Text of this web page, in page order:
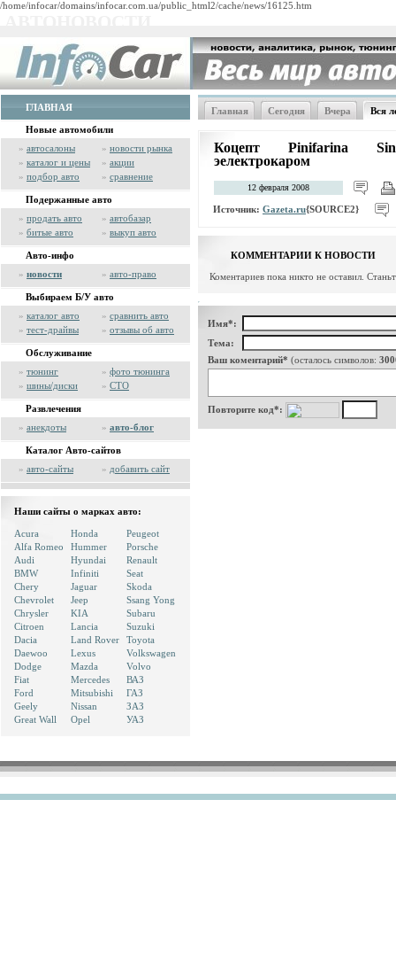
/home/infocar/domains/infocar.com.ua/public_html2/cache/news/16125.htm
ГЛАВНАЯ
Новые автомобили
» автосалоны » новости рынка
» каталог и цены » акции
» подбор авто » сравнение
Подержанные авто
» продать авто » автобазар
» битые авто » выкуп авто
Авто-инфо
» новости » авто-право
Выбираем Б/У авто
» каталог авто » сравнить авто
» тест-драйвы » отзывы об авто
Обслуживание
» тюнинг » фото тюнинга
» шины/диски » СТО
Развлечения
» анекдоты » авто-блог
Каталог Авто-сайтов
» авто-сайты » добавить сайт
Наши сайты о марках авто:
Acura
Alfa Romeo
Audi
BMW
Chery
Chevrolet
Chrysler
Citroen
Dacia
Daewoo
Dodge
Fiat
Ford
Geely
Great Wall
Honda
Hummer
Hyundai
Infiniti
Jaguar
Jeep
KIA
Lancia
Land Rover
Lexus
Mazda
Mercedes
Mitsubishi
Nissan
Opel
Peugeot
Porsche
Renault
Seat
Skoda
Ssang Yong
Subaru
Suzuki
Toyota
Volkswagen
Volvo
ВАЗ
ГАЗ
ЗАЗ
УАЗ
Главная Сегодня Вчера Вся
Коцепт Pinifarina
эелектрокаром
12 февраля 2008
Источник: Gazeta.ru{SOURCE2}
КОММЕНТАРИИ К НОВОСТИ
Коментариев пока никто не оставил.
Имя*:
Тема:
Ваш коментарий* (осталось символов:
Повторите код*: